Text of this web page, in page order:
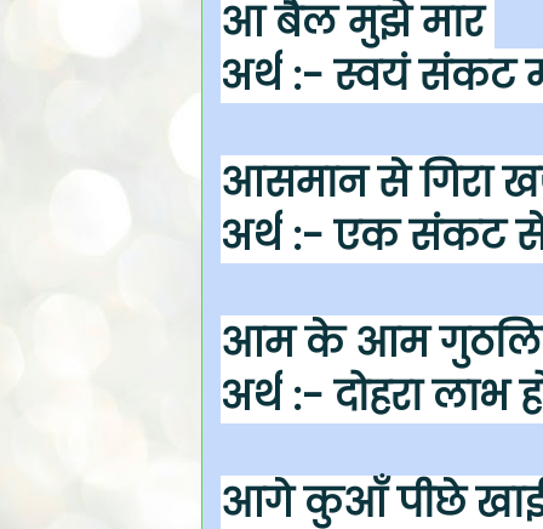
आ बैल मुझे मार
अर्थ :- स्वयं संकट
आसमान से गिरा
अर्थ :- एक संकट से
आम के आम
अर्थ :- दोहरा लाभ
आगे कुआँ पीछे